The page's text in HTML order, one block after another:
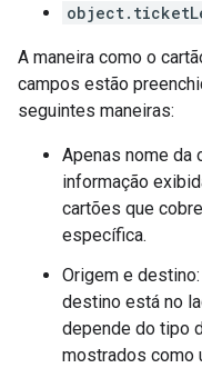
A maneira como o
campos estão
seguintes maneiras:
Apenas nome da
informação
cartões que
específica.
Origem e
destino está no
depende do tipo
mostrados como